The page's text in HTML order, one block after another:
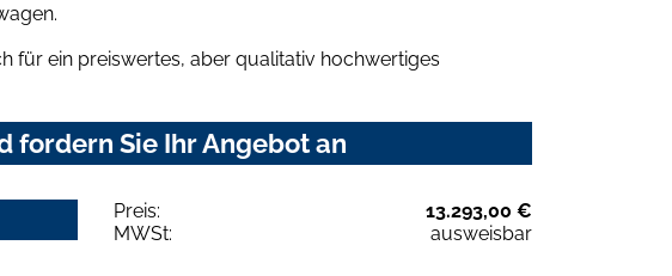
für ein preiswertes, aber qualitativ hochwertiges
fordern Sie Ihr Angebot an
Preis:
13.293,00 €
MWSt:
ausweisbar